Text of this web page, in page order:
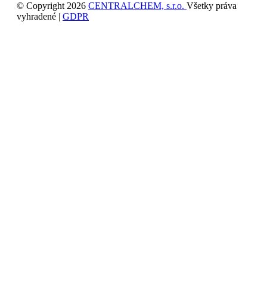
© Copyright 2026 CENTRALCHEM, s.r.o. Všetky práva
vyhradené | GDPR